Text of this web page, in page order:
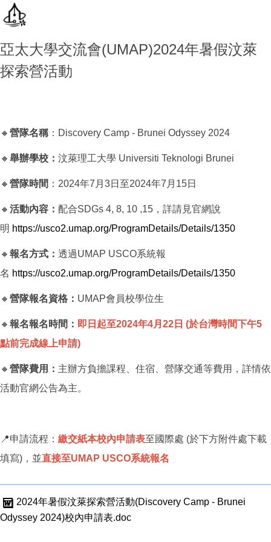
亞太大學交流會(UMAP)2024年暑假汶萊
探索營活動
🔸 營隊名稱 ：Discovery Camp - Brunei Odyssey 2024
🔸 舉辦學校： 汶萊理工大學 Universiti Teknologi Brunei
🔸 營隊時間 ：2024年7月3日至2024年7月15日
🔸 活動內容： 配合SDGs 4, 8, 10 ,15，詳請見官網說
明 https://usco2.umap.org/ProgramDetails/Details/1350
🔸 報名方式： 透過UMAP USCO系統報
名 https://usco2.umap.org/ProgramDetails/Details/1350
🔸 營隊報名資格： UMAP會員校學位生
🔸 報名報名時間： 即日起至2024年4月22日 (於台灣時間下午5
點前完成線上申請)
🔸 營隊費用： 主辦方負擔課程、住宿、營隊交通等費用，詳情依
活動官網公告為主。
📍申請流程： 繳交紙本校內申請表至國際處 (於下方附件處下載
填寫)，並直接至UMAP USCO系統報名
2024年暑假汶萊探索營活動(Discovery Camp - Brunei
Odyssey 2024)校內申請表.doc